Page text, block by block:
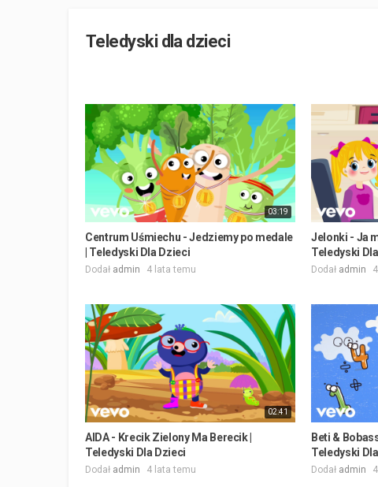
Teledyski dla dzieci
03:19
Centrum Uśmiechu - Jedziemy po medale
| Teledyski Dla Dzieci
Dodał admin 4 lata temu
Jelonki - Ja
Teledyski
Dodał admin
02:41
AIDA - Krecik Zielony Ma Berecik |
Teledyski Dla Dzieci
Dodał admin 4 lata temu
Beti &
Teledyski
Dodał admin